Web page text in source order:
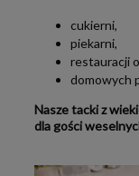
cukierni,
piekarni,
restauracji
Nasze tacki z